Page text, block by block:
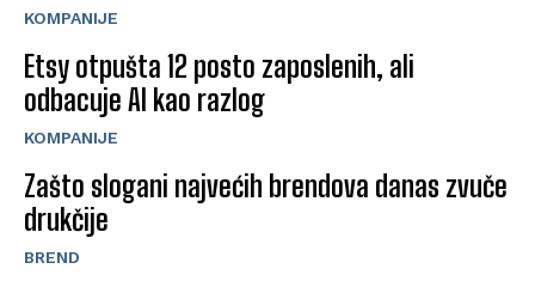
KOMPANIJE
Etsy otpušta 12 posto zaposlenih, ali
odbacuje AI kao razlog
KOMPANIJE
Zašto slogani najvećih brendova danas zvuče
drukčije
BREND